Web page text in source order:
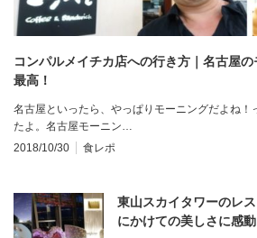
コンパルメイチカ店への行き方｜名古屋
最高！
名古屋といったら、やっぱりモーニングだよね！
たよ。名古屋モーニン…
2018/10/30
食レポ
東山スカイタワーのレ
にかけての美しさに感動